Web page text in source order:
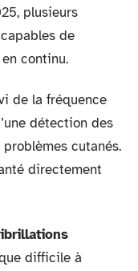
plusieurs
de
continu.
de la fréquence
détection des
cutanés.
directement
difficile à